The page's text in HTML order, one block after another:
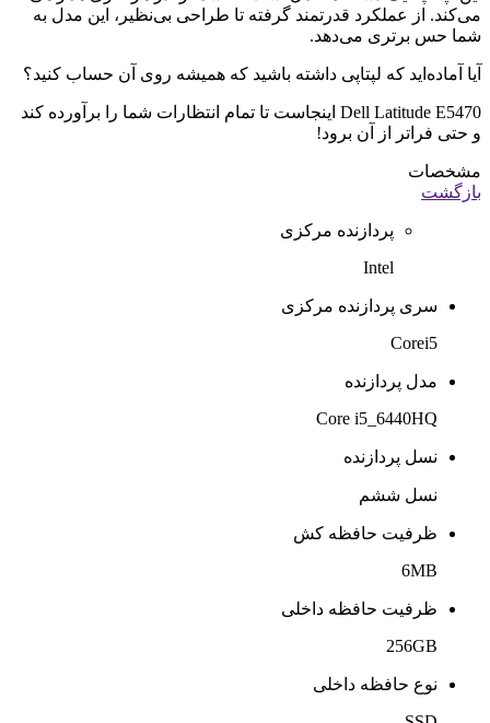
می‌کند. از عملکرد قدرتمند گرفته تا طراحی بی‌نظیر، این مدل به
شما حس برتری می‌دهد.
آیا آماده‌اید که لپتاپی داشته باشید که همیشه روی آن حساب کنید؟
Dell Latitude E5470 اینجاست تا تمام انتظارات شما را برآورده کند
و حتی فراتر از آن برود!
مشخصات
بازگشت
پردازنده مرکزی
Intel
سری پردازنده مرکزی
Corei5
مدل پردازنده
Core i5_6440HQ
نسل پردازنده
نسل ششم
ظرفیت حافظه کش
6MB
ظرفیت حافظه داخلی
256GB
نوع حافظه داخلی